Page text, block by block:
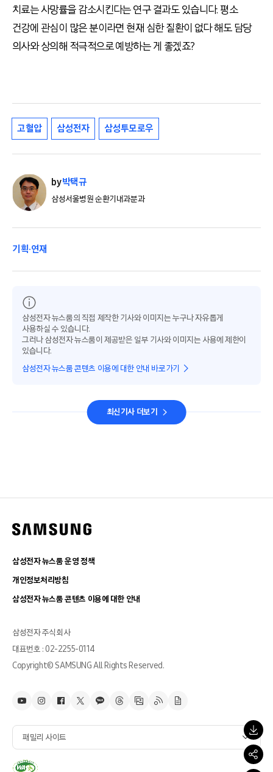
치료는 사망률을 감소시킨다는 연구 결과도 있습니다. 평소
건강에 관심이 많은 분이라면 현재 심한 질환이 없다 해도 담당
의사와 상의해 적극적으로 예방하는 게 좋겠죠?
고혈압 삼성전자 삼성투모로우
by박택규
삼성서울병원 순환기내과분과
기획·연재
삼성전자 뉴스룸의 직접 제작한 기사와 이미지는 누구나 자유롭게
사용하실 수 있습니다.
그러나 삼성전자 뉴스룸이 제공받은 일부 기사와 이미지는 사용에 제한이
있습니다.
삼성전자 뉴스룸 콘텐츠 이용에 대한 안내 바로가기
최신기사 더보기
삼성전자 뉴스룸 운영 정책
개인정보처리방침
삼성전자 뉴스룸 콘텐츠 이용에 대한 안내
삼성전자 주식회사
대표번호 : 02-2255-0114
Copyright© SAMSUNG All Rights Reserved.
패밀리 사이트